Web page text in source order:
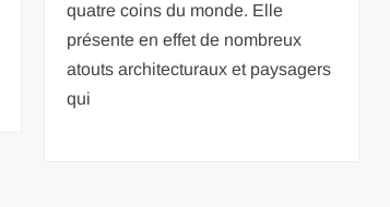
quatre coins du monde. Elle
présente en effet de nombreux
atouts architecturaux et paysagers
qui